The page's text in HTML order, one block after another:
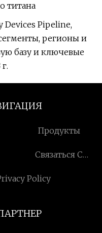
титана
Devices Pipeline,
регионы и
базу и ключевые
Продукты
Связаться С
Policy